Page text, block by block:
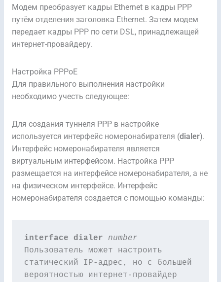
Модем преобразует кадры Ethernet в кадры PPP
путём отделения заголовка Ethernet. Затем модем
передает кадры PPP по сети DSL, принадлежащей
интернет-провайдеру.
Настройка PPPoE
Для правильного выполнения настройки
необходимо учесть следующее:
Для создания туннеля PPP в настройке
используется интерфейс номеронабирателя (dialer).
Интерфейс номеронабирателя является
виртуальным интерфейсом. Настройка PPP
размещается на интерфейсе номеронабирателя, а не
на физическом интерфейсе. Интерфейс
номеронабирателя создается с помощью команды:
interface dialer number
Пользователь может настроить
статический IP-адрес, но с большей
вероятностью интернет-провайдер